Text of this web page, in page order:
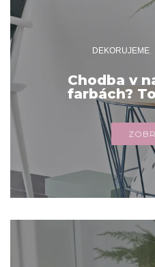
DEKORUJEME
Chodba v
farbách?